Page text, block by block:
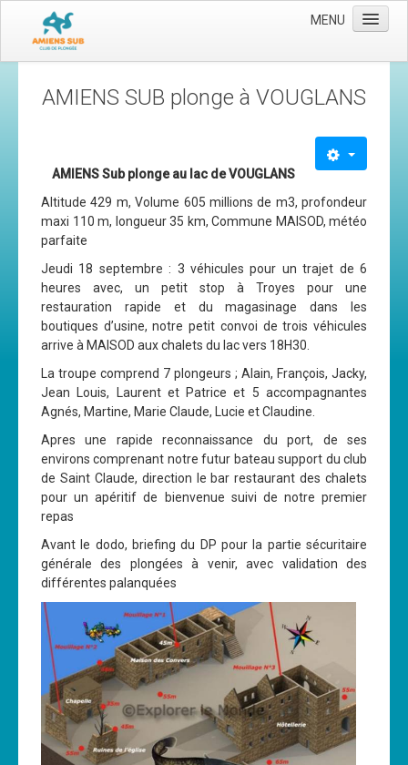
MENU
L'équipe
Le comité directeur
Nos activités
Apnée
Baptèmes
Plongée adultes
Plongée enfants
Adhérer
Dernières nouvelles
Archives
Calendrier
Sorties
Voyages et séjours
Planning piscine
Les formations
Niveau 1
Niveau 2
Niveau 3
AMIENS SUB plonge à VOUGLANS
AMIENS Sub plonge au lac de VOUGLANS
Altitude 429 m, Volume 605 millions de m3, profondeur
maxi 110 m, longueur 35 km, Commune MAISOD, météo
parfaite
Jeudi 18 septembre : 3 véhicules pour un trajet de 6
heures avec, un petit stop à Troyes pour une
restauration rapide et du magasinage dans les
boutiques d’usine, notre petit convoi de trois véhicules
arrive à MAISOD aux chalets du lac vers 18H30.
La troupe comprend 7 plongeurs ; Alain, François, Jacky,
Jean Louis, Laurent et Patrice et 5 accompagnantes
Agnés, Martine, Marie Claude, Lucie et Claudine.
Apres une rapide reconnaissance du port, de ses
environs comprenant notre futur bateau support du club
de Saint Claude, direction le bar restaurant des chalets
pour un apéritif de bienvenue suivi de notre premier
repas
Avant le dodo, briefing du DP pour la partie sécuritaire
générale des plongées à venir, avec validation des
différentes palanquées